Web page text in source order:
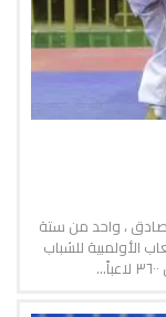
، واحد من ستة
الأولمبية للشباب